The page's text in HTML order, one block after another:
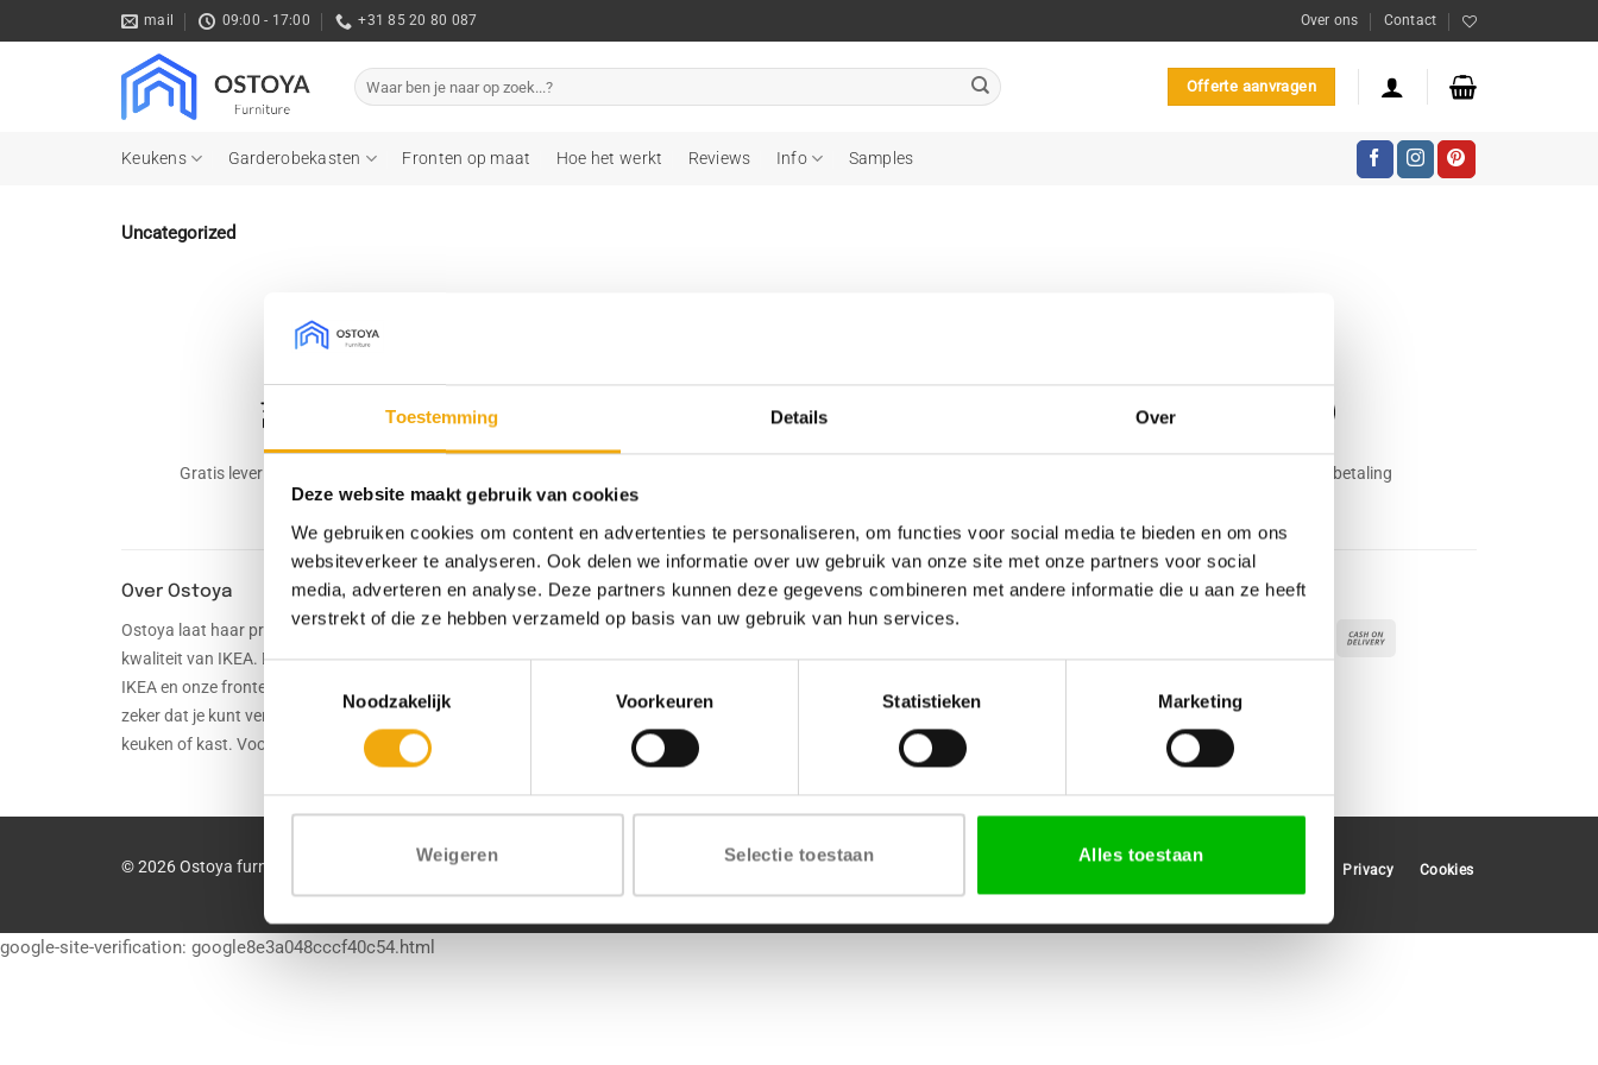
Toestemming Details Over
Deze website maakt gebruik van cookies
We gebruiken cookies om content en advertenties te personaliseren, om functies voor social media te bieden en om ons
websiteverkeer te analyseren. Ook delen we informatie over uw gebruik van onze site met onze partners voor social
media, adverteren en analyse. Deze partners kunnen deze gegevens combineren met andere informatie die u aan ze heeft
verstrekt of die ze hebben verzameld op basis van uw gebruik van hun services.
Noodzakelijk
Voorkeuren Statistieken Marketing
Weigeren Selectie toestaan Alles toestaan
naar
mail 09:00 - 17:00 +31 85 20 80 087 Over ons Contact
Zoeken
naar:
Offerte aanvragen
Keukens Garderobekasten Fronten op maat Hoe het werkt Reviews Info Samples
Uncategorized
Gratis levering vanaf € 750,- 100% veilige betaling
Over Ostoya
Ostoya laat haar producten naadloos aansluiten op de
kwaliteit van IKEA. Door de combinatie van kasten van
IKEA en onze fronten, handgrepen en werkbladen, weet je
zeker dat je kunt vertrouwen op een duurzame én stijlvolle
keuken of kast. Voor in elk huis.
Mijn account
Mijn bestellingen
Wensenlijst
Informatie
Over ons
Algemene voorwaarden
Betaalmogelijkheden
Pay
Bank
Transfer
© 2026 Ostoya furniture Privacy Cookies
google-site-verification: google8e3a048cccf40c54.html